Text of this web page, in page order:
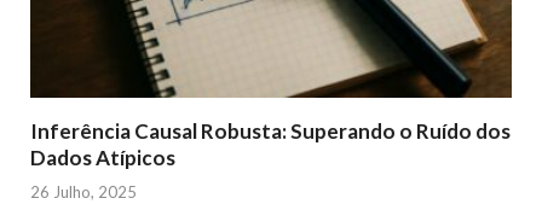
Inferência Causal Robusta: Superando o Ruído dos
Dados Atípicos
26 Julho, 2025